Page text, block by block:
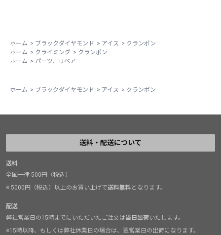
ホーム > ブラックダイヤモンド > アイス > クランポン
ホーム > クライミング > クランポン
ホーム > パーツ、リペア
ホーム > ブラックダイヤモンド > アイス > クランポン
送料・配送について
送料
全国一律 500円（税込）
※ 5000円（税込）以上のお買い上げで送料無料となります。
配送
弊社営業日の15時までにいただいたご注文は当日出荷いたします。
※15時以降、もしくは弊社休業日の場合は、翌営業日の出荷になります。